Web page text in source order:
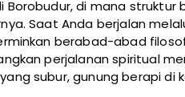
Borobudur, di mana
Saat Anda berjalan
berabad-abad
perjalanan spiritual
subur, gunung berapi di